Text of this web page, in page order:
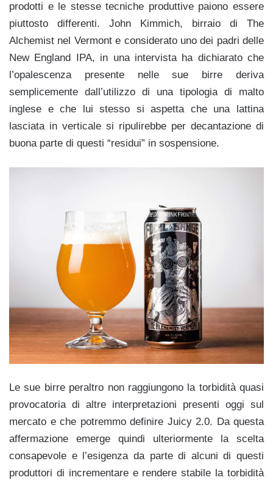
prodotti e le stesse tecniche produttive paiono essere
piuttosto differenti. John Kimmich, birraio di The
Alchemist nel Vermont e considerato uno dei padri delle
New England IPA, in una intervista ha dichiarato che
l’opalescenza presente nelle sue birre deriva
semplicemente dall’utilizzo di una tipologia di malto
inglese e che lui stesso si aspetta che una lattina
lasciata in verticale si ripulirebbe per decantazione di
buona parte di questi “residui” in sospensione.
Le sue birre peraltro non raggiungono la torbidità quasi
provocatoria di altre interpretazioni presenti oggi sul
mercato e che potremmo definire Juicy 2.0. Da questa
affermazione emerge quindi ulteriormente la scelta
consapevole e l’esigenza da parte di alcuni di questi
produttori di incrementare e rendere stabile la torbidità